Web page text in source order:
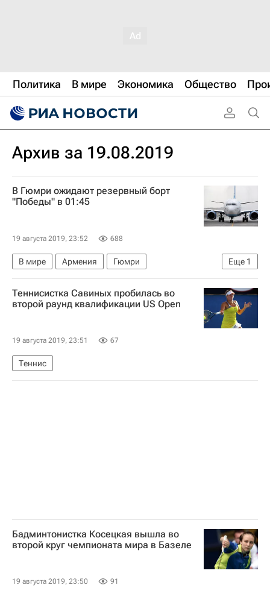
Политика В мире Экономика Общество
Архив за 19.08.2019
В Гюмри ожидают резервный борт
"Победы" в 01:45
19 августа 2019, 23:52 688
Еще 1
В мире Армения
Гюмри
Победа (авиакомпания)
Теннисистка Савиных пробилась во
второй раунд квалификации US Open
19 августа 2019, 23:51 67
Теннис
Бадминтонистка Косецкая вышла во
второй круг чемпионата мира в Базеле
19 августа 2019, 23:50 91